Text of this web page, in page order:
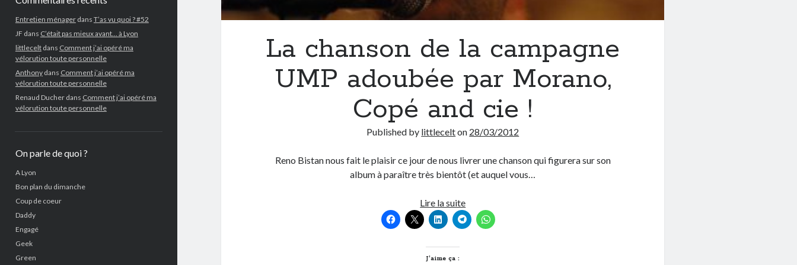
Entretien ménagerdans T’as vu quoi ? #52
JF dans C’était pas mieux avant… à Lyon
littleceltdans Comment j’ai opéré ma
vélorution toute personnelle
Anthonydans Comment j’ai opéré ma
vélorution toute personnelle
Renaud Ducherdans Comment j’ai opéré ma
vélorution toute personnelle
On parle de quoi ?
A Lyon
Bon plan du dimanche
Coup de coeur
Daddy
Engagé
Geek
Green
La chanson de la campagne
UMP adoubée par Morano,
Copé and cie !
Published by littlecelton 28/03/2012
Reno Bistan nous fait le plaisir ce jour de nous livrer une chanson qui figurera sur son
album à paraître très bientôt (et auquel vous…
Lire la suiteLa
chanson
de
J’aime ça :